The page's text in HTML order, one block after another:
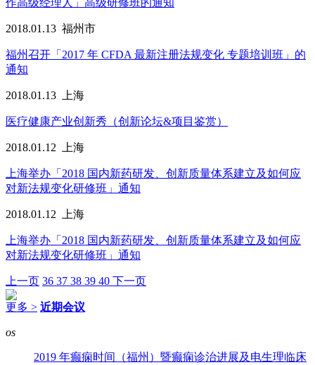
作高级经理人」高级研修班的通知
2018.01.13 福州市
福州召开「2017 年 CFDA 最新注册法规变化 专题培训班」的
通知
2018.01.13 上海
医疗健康产业创新秀（创新论坛&项目鉴赏）
2018.01.12 上海
上海举办「2018 国内新药研发、创新质量体系建立及如何应
对新法规变化研修班」通知
2018.01.12 上海
上海举办「2018 国内新药研发、创新质量体系建立及如何应
对新法规变化研修班」通知
上一页 36 37 38 39 40 下一页
更多 > 近期会议
os
2019 年癫痫时间（福州）暨癫痫诊治进展及电生理临床